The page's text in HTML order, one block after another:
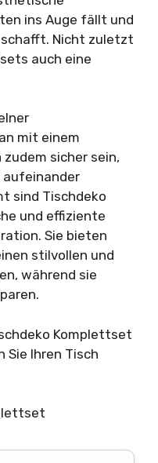
ins Auge fällt und
Nicht zuletzt
auch eine
mit einem
sicher sein,
aufeinander
sind Tischdeko
und effiziente
Sie bieten
stilvollen und
während sie
Komplettset
Sie Ihren Tisch